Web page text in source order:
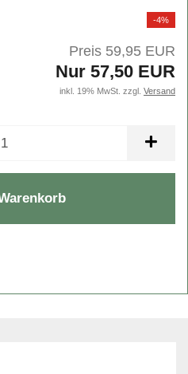
-4%
Preis 59,95 EUR
Nur 57,50 EUR
inkl. 19% MwSt. zzgl. Versand